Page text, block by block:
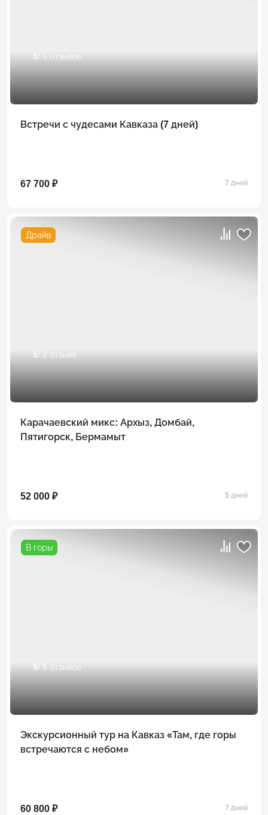
5/ 5 отзывов
Встречи с чудесами Кавказа (7 дней)
67 700 ₽ 7 дней
Драйв
5/ 2 отзыва
Карачаевский микс: Архыз, Домбай,
Пятигорск, Бермамыт
52 000 ₽ 5 дней
В горы
5/ 5 отзывов
Экскурсионный тур на Кавказ «Там, где горы
встречаются с небом»
60 800 ₽ 7 дней